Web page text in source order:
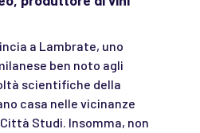
a Lambrate, uno
ben noto agli
scientifiche della
casa nelle vicinanze
Studi. Insomma, non